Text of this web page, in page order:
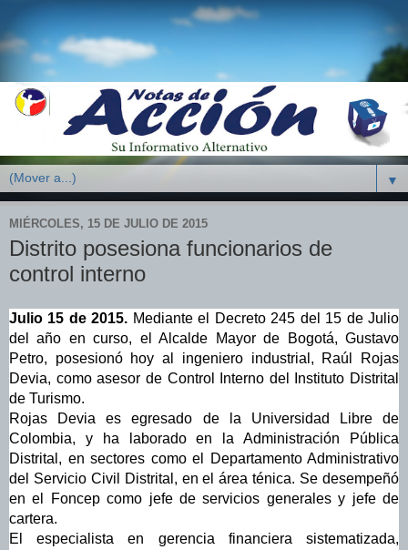
▼
MIÉRCOLES, 15 DE JULIO DE 2015
Distrito posesiona funcionarios de
control interno
Julio 15 de 2015. Mediante el Decreto 245 del 15 de Julio
del año en curso, el Alcalde Mayor de Bogotá, Gustavo
Petro, posesionó hoy al ingeniero industrial, Raúl Rojas
Devia, como asesor de Control Interno del Instituto Distrital
de Turismo.
Rojas Devia es egresado de la Universidad Libre de
Colombia, y ha laborado en la Administración Pública
Distrital, en sectores como el Departamento Administrativo
del Servicio Civil Distrital, en el área ténica. Se desempeñó
en el Foncep como jefe de servicios generales y jefe de
cartera.
El especialista en gerencia financiera sistematizada,